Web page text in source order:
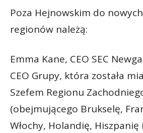
Poza Hejnowskim do
regionów należą:
Emma Kane, CEO SEC
CEO Grupy, która została
Szefem Regionu
(obejmującego Brukselę,
Włochy, Holandię, Hiszpanię